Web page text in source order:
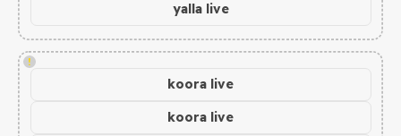
yalla live
!
koora live
koora live